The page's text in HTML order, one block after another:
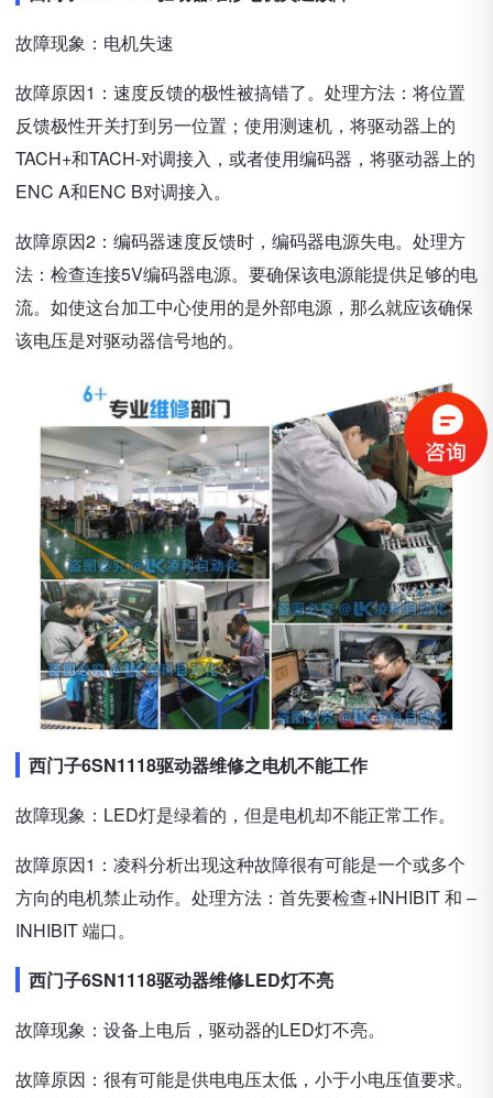
故障现象：电机失速
故障原因1：速度反馈的极性被搞错了。处理方法：将位置
反馈极性开关打到另一位置；使用测速机，将驱动器上的
TACH+和TACH-对调接入，或者使用编码器，将驱动器上的
ENC A和ENC B对调接入。
故障原因2：编码器速度反馈时，编码器电源失电。处理方
法：检查连接5V编码器电源。要确保该电源能提供足够的电
流。如使这台加工中心使用的是外部电源，那么就应该确保
该电压是对驱动器信号地的。
西门子6SN1118驱动器维修之电机不能工作
故障现象：LED灯是绿着的，但是电机却不能正常工作。
故障原因1：凌科分析出现这种故障很有可能是一个或多个
方向的电机禁止动作。处理方法：首先要检查+INHIBIT 和 –
INHIBIT 端口。
西门子6SN1118驱动器维修LED灯不亮
故障现象：设备上电后，驱动器的LED灯不亮。
故障原因：很有可能是供电电压太低，小于小电压值要求。